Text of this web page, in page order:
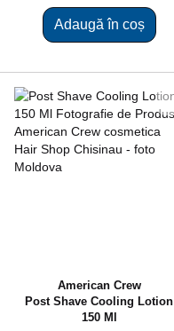
Adaugă în coș
American Crew
Post Shave Cooling Lotion
150 Ml